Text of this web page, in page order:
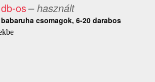
os– használt
csomagok, 6-20 darabos